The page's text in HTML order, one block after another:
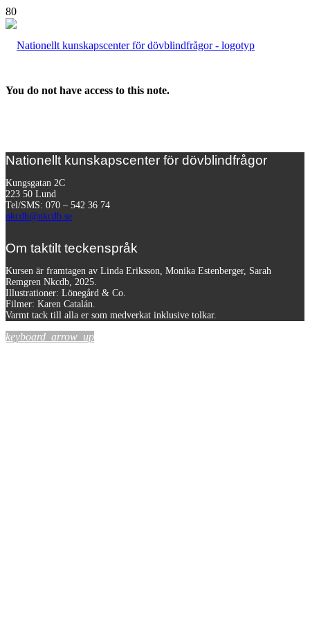
You do not have access to this note.
Nationellt kunskapscenter för dövblindfrågor
Kungsgatan 2C
223 50 Lund
Tel/SMS: 070 – 542 36 74
nkcdb@nkcdb.se
Om taktilt teckenspråk
Kursen är framtagen av Linda Eriksson, Monika Estenberger, Sarah
Remgren Nkcdb, 2025.
Illustrationer: Lönegård & Co.
Filmer: Karen Catalán.
Varmt tack till alla er som medverkat inklusive tolkar.
keyboard_arrow_up